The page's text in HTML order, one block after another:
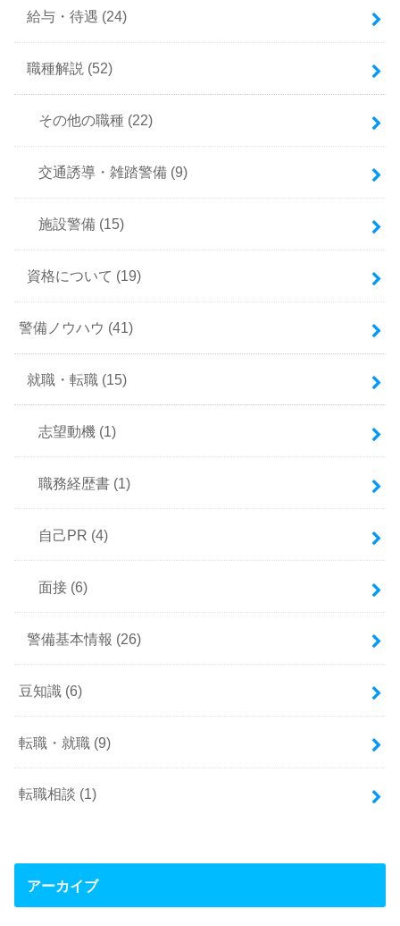
給与・待遇 (24)
職種解説 (52)
その他の職種 (22)
交通誘導・雑踏警備 (9)
施設警備 (15)
資格について (19)
警備ノウハウ (41)
就職・転職 (15)
志望動機 (1)
職務経歴書 (1)
自己PR (4)
面接 (6)
警備基本情報 (26)
豆知識 (6)
転職・就職 (9)
転職相談 (1)
アーカイブ